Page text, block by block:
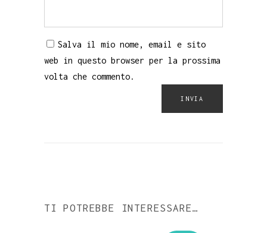
Salva il mio nome, email e sito
web in questo browser per la prossima
volta che commento.
TI POTREBBE INTERESSARE…